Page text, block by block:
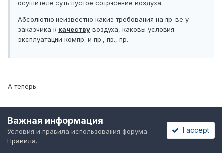
осушителе суть пустое сотрясение воздуха.
Абсолютно неизвестно какие требования на пр-ве у
заказчика к качеству воздуха, каковы условия
эксплуатации компр. и пр., пр., пр.
А теперь:
В 28.11.2017 в 09:02, ART сказал:
...за базар надо хоть немного отвечать.
Важная информация
Условия и правила использования форума
Правила.
I accept